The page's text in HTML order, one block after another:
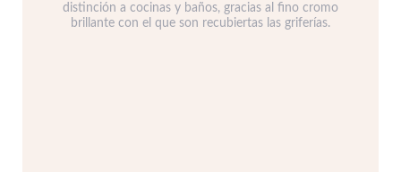
distinción a cocinas y baños, gracias al fino cromo
brillante con el que son recubiertas las griferías.